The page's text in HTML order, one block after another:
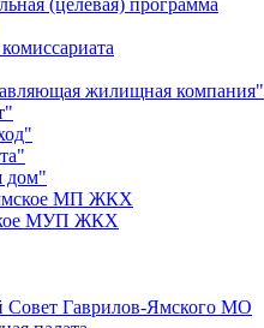
(целевая) программа
жилищная компания"
МП ЖКХ
МУП ЖКХ
Гаврилов-Ямского МО